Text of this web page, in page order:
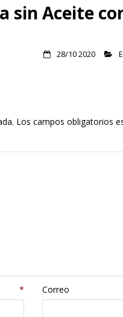
sin Aceite
28/10 2020
Los campos obligatorios
*